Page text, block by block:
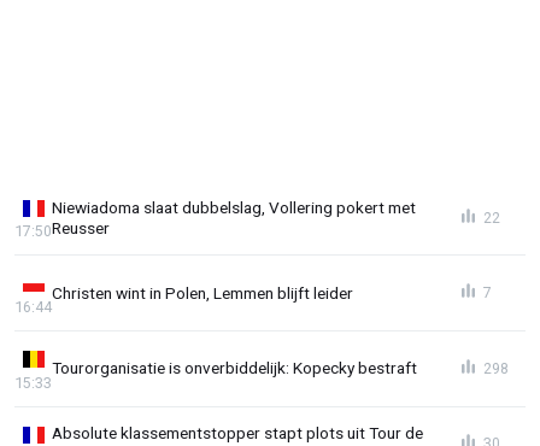
Niewiadoma slaat dubbelslag, Vollering pokert met
Reusser
17:50
22
Christen wint in Polen, Lemmen blijft leider
16:44
7
Tourorganisatie is onverbiddelijk: Kopecky bestraft
15:33
298
Absolute klassementstopper stapt plots uit Tour de